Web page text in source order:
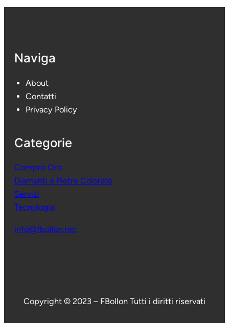
Naviga
About
Contatti
Privacy Policy
Categorie
Compro Oro
Diamanti e Pietre Colorate
Servizi
Tecnologia
info@fbollon.net
Copyright © 2023 – FBollon Tutti i diritti riservati